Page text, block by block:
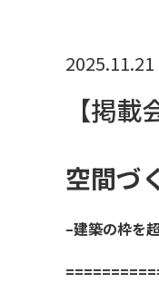
2025.11.21
【掲
空間づ
–建築の枠を